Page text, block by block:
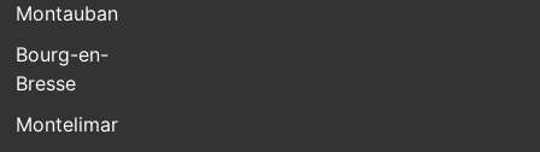
Montauban
Bourg-en-
Bresse
Montelimar